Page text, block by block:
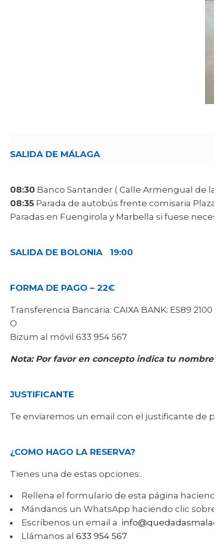
SALIDA DE MÁLAGA
08:30 Banco Santander ( Calle Armengual de la
08:35 Parada de autobús frente comisaria Plaza
Paradas en Fuengirola y Marbella si fuese
SALIDA DE BOLONIA 19:00
FORMA DE PAGO – 22€
Transferencia Bancaria: CAIXA BANK: ES89 2100
O
Bizum al móvil 633 954 567
Nota: Por favor en concepto indica tu nombre-
JUSTIFICANTE
Te enviaremos un email con el justificante de
¿COMO HAGO LA RESERVA?
Tienes una de estas opciones:.
Rellena el formulario de esta página
Mándanos un WhatsApp haciendo clic sobre
Escríbenos un email a
Llámanos al 633 954 567